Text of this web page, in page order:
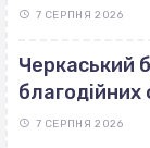
7 СЕРПНЯ 2026
Черкаський
7 СЕРПНЯ 2026